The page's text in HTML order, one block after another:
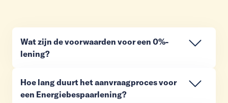
Wat zijn de voorwaarden voor een 0%-
lening?
Hoe lang duurt het aanvraagproces voor
een Energiebespaarlening?